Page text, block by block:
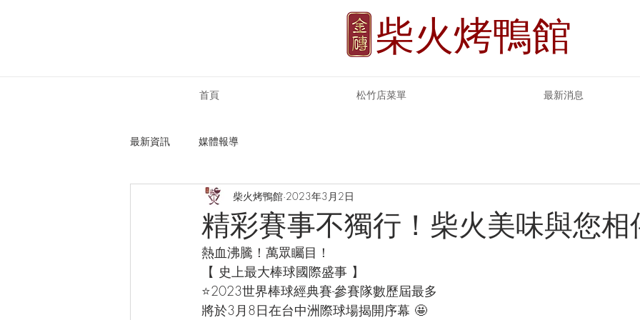
柴火烤鴨館
首頁 松竹店菜單 最新消息
最新資訊 媒體報導
精彩賽事不獨行！柴火美味與您相
柴火烤鴨館 2023年3月2日
熱血沸騰！萬眾矚目！
【 史上最大棒球國際盛事 】
⭐2023世界棒球經典賽-參賽隊數歷屆最多
將於3月8日在台中洲際球場揭開序幕 🤩